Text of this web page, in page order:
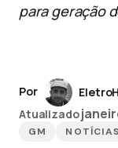
para geração
Por
Atualizado
GM NOTÍCIAS